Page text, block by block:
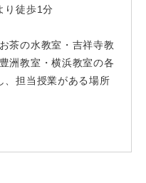
り徒歩1分
茶の水教室・吉祥寺教
洲教室・横浜教室の各
、担当授業がある場所